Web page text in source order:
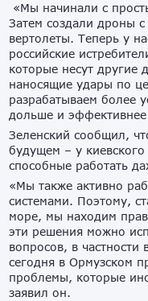
«Мы начинали с
Затем создали дроны
вертолеты. Теперь у
российские
которые несут другие
наносящие удары по
разрабатываем более
дольше и эффективнее
Зеленский сообщил,
будущем – у
способные работать
«Мы также активно
системами. Поэтому,
море, мы находим
эти решения можно
вопросов, в частности
сегодня в Ормузском
проблемы, которые
заявил он.